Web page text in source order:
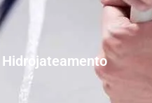
Hidrojateamento